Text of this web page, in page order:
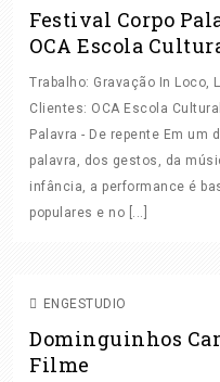
Festival Corpo
OCA Escola
Trabalho: Gravação In Loco,
Clientes: OCA Escola
Palavra - De repente Em
palavra, dos gestos, da
infância, a performance é
populares e no [...]
ENGESTUDIO
Dominguinhos
Filme